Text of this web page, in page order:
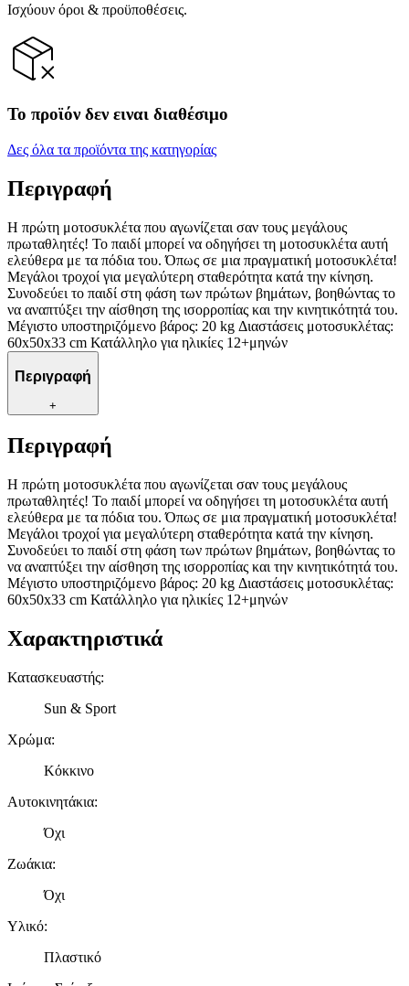
Ισχύουν όροι & προϋποθέσεις.
Το προϊόν δεν ειναι διαθέσιμο
Δες όλα τα προϊόντα της κατηγορίας
Περιγραφή
Η πρώτη μοτοσυκλέτα που αγωνίζεται σαν τους μεγάλους
πρωταθλητές! Το παιδί μπορεί να οδηγήσει τη μοτοσυκλέτα αυτή
ελεύθερα με τα πόδια του. Όπως σε μια πραγματική μοτοσυκλέτα!
Μεγάλοι τροχοί για μεγαλύτερη σταθερότητα κατά την κίνηση.
Συνοδεύει το παιδί στη φάση των πρώτων βημάτων, βοηθώντας το
να αναπτύξει την αίσθηση της ισορροπίας και την κινητικότητά του.
Μέγιστο υποστηριζόμενο βάρος: 20 kg Διαστάσεις μοτοσυκλέτας:
60x50x33 cm Κατάλληλο για ηλικίες 12+μηνών
Περιγραφή
+
Περιγραφή
Η πρώτη μοτοσυκλέτα που αγωνίζεται σαν τους μεγάλους
πρωταθλητές! Το παιδί μπορεί να οδηγήσει τη μοτοσυκλέτα αυτή
ελεύθερα με τα πόδια του. Όπως σε μια πραγματική μοτοσυκλέτα!
Μεγάλοι τροχοί για μεγαλύτερη σταθερότητα κατά την κίνηση.
Συνοδεύει το παιδί στη φάση των πρώτων βημάτων, βοηθώντας το
να αναπτύξει την αίσθηση της ισορροπίας και την κινητικότητά του.
Μέγιστο υποστηριζόμενο βάρος: 20 kg Διαστάσεις μοτοσυκλέτας:
60x50x33 cm Κατάλληλο για ηλικίες 12+μηνών
Χαρακτηριστικά
Κατασκευαστής:
Sun & Sport
Χρώμα:
Κόκκινο
Αυτοκινητάκια:
Όχι
Ζωάκια:
Όχι
Υλικό:
Πλαστικό